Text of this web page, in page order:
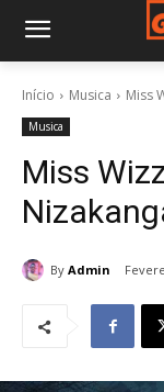
Início Musica Miss
Musica
Miss
By Admin